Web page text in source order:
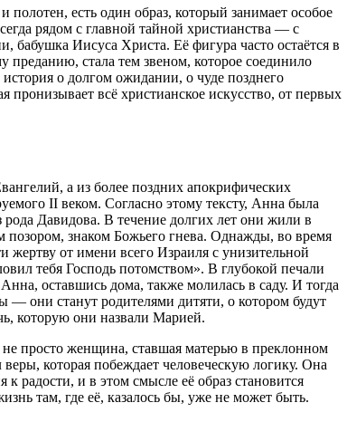
полотен, есть один образ, который занимает особое
рядом с главной тайной христианства — с
Иисуса Христа. Её фигура часто остаётся в
преданию, стала тем звеном, которое соединило
о долгом ожидании, о чуде позднего
пронизывает всё христианское искусство, от первых
а из более поздних апокрифических
II веком. Согласно этому тексту, Анна была
рода Давидова. В течение долгих лет они жили в
позором, знаком Божьего гнева. Однажды, во время
жертву от имени всего Израиля с унизительной
тебя Господь потомством». В глубокой печали
оставшись дома, также молилась в саду. И тогда
они станут родителями дитяти, о котором будут
которую они назвали Марией.
просто женщина, ставшая матерью в преклонном
которая побеждает человеческую логику. Она
радости, и в этом смысле её образ становится
там, где её, казалось бы, уже не может быть.